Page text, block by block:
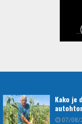
Kako je
07/08/